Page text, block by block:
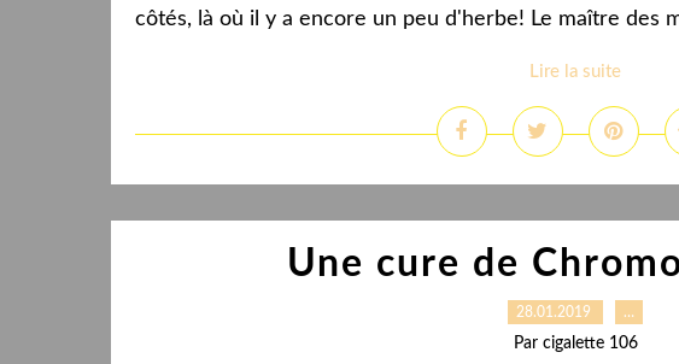
côtés, là où il y a encore un peu d'herbe! Le maître des
Lire la suite
Une cure de
28.01.2019 …
Par cigalette 106